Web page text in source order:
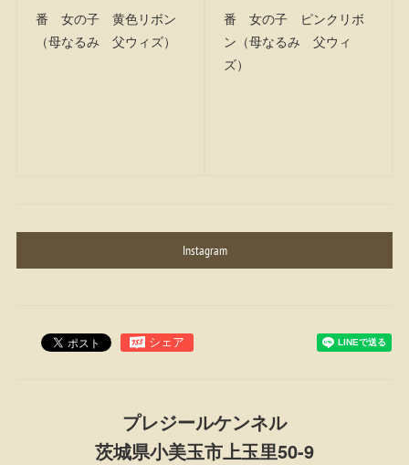
番 女の子 黄色リボン
（母なるみ 父ウィズ）
番 女の子 ピンクリボ
ン（母なるみ 父ウィ
ズ）
Instagram
プレジールケンネル
茨城県小美玉市上玉里50-9